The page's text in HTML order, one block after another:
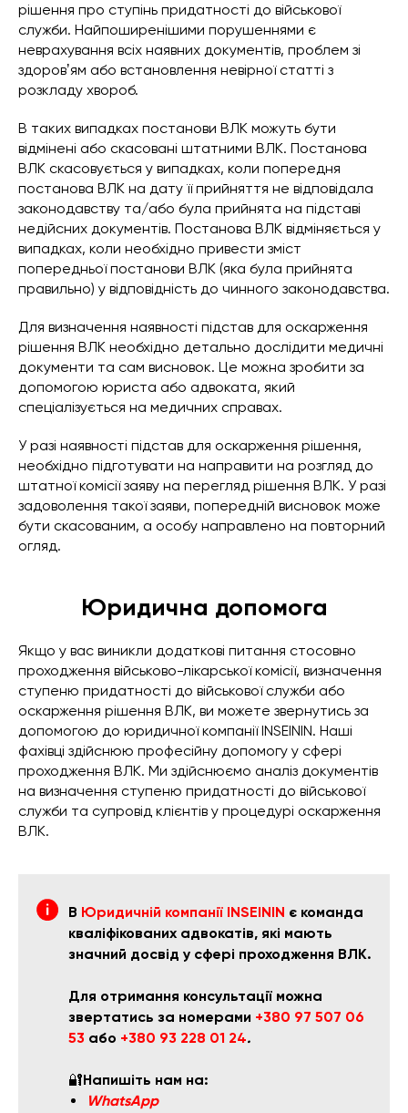
рішення про ступінь придатності до військової
служби. Найпоширенішими порушеннями є
неврахування всіх наявних документів, проблем зі
здоровʼям або встановлення невірної статті з
розкладу хвороб.
В таких випадках постанови ВЛК можуть бути
відмінені або скасовані штатними ВЛК. Постанова
ВЛК скасовується у випадках, коли попередня
постанова ВЛК на дату її прийняття не відповідала
законодавству та/або була прийнята на підставі
недійсних документів. Постанова ВЛК відміняється у
випадках, коли необхідно привести зміст
попередньої постанови ВЛК (яка була прийнята
правильно) у відповідність до чинного законодавства.
Для визначення наявності підстав для оскарження
рішення ВЛК необхідно детально дослідити медичні
документи та сам висновок. Це можна зробити за
допомогою юриста або адвоката, який
спеціалізується на медичних справах.
У разі наявності підстав для оскарження рішення,
необхідно підготувати на направити на розгляд до
штатної комісії заяву на перегляд рішення ВЛК. У разі
задоволення такої заяви, попередній висновок може
бути скасованим, а особу направлено на повторний
огляд.
Юридична допомога
Якщо у вас виникли додаткові питання стосовно
проходження військово-лікарської комісії, визначення
ступеню придатності до військової служби або
оскарження рішення ВЛК, ви можете звернутись за
допомогою до юридичної компанії INSEININ. Наші
фахівці здійснюю професійну допомогу у сфері
проходження ВЛК. Ми здійснюємо аналіз документів
на визначення ступеню придатності до військової
служби та супровід клієнтів у процедурі оскарження
ВЛК.
В Юридичній компанії INSEININ є команда
кваліфікованих адвокатів, які мають
значний досвід у сфері проходження ВЛК.
Для отримання консультації можна
звертатись за номерами +380 97 507 06
53 або +380 93 228 01 24.
🔐Напишіть нам на:
WhatsApp